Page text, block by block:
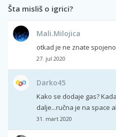
Šta misliš o igrici?
Mali.Milojica
otkad je ne znate
27. jul 2020
Darko45
Kako se dodaje gas?
dalje...ručna je na space
31. mart 2020